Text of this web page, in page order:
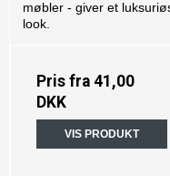
møbler - giver et
look.
Pris fra 41,00
DKK
VIS PRODUKT